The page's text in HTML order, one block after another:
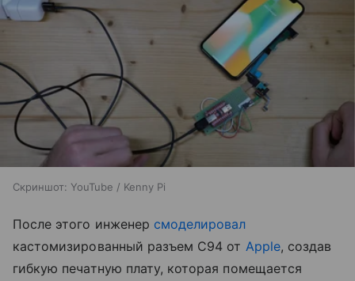
Скриншот: YouTube / Kenny Pi
После этого инженер смоделировал
кастомизированный разъем C94 от Apple, создав
гибкую печатную плату, которая помещается